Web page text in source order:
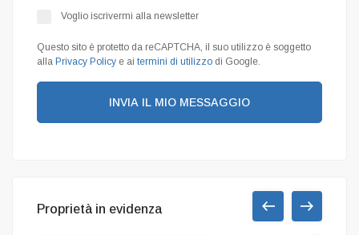
Voglio iscrivermi alla newsletter
Questo sito è protetto da reCAPTCHA, il suo utilizzo è soggetto
alla Privacy Policy e ai termini di utilizzo di Google.
INVIA IL MIO MESSAGGIO
Proprietà in evidenza